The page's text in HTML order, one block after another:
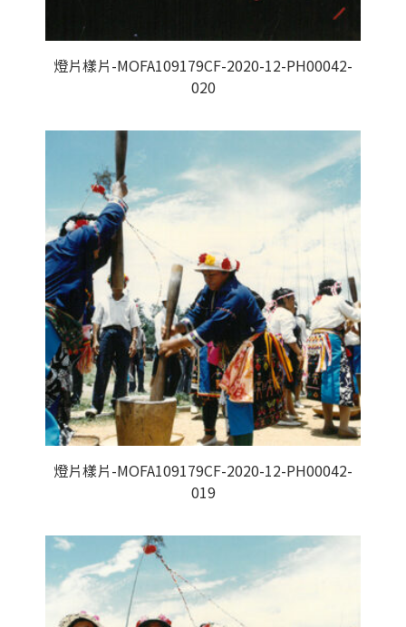
燈片樣片-MOFA109179CF-2020-12-PH00042-
020
燈片樣片-MOFA109179CF-2020-12-PH00042-
019